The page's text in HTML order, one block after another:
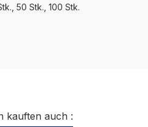
50 Stk., 100 Stk.
kauften auch :